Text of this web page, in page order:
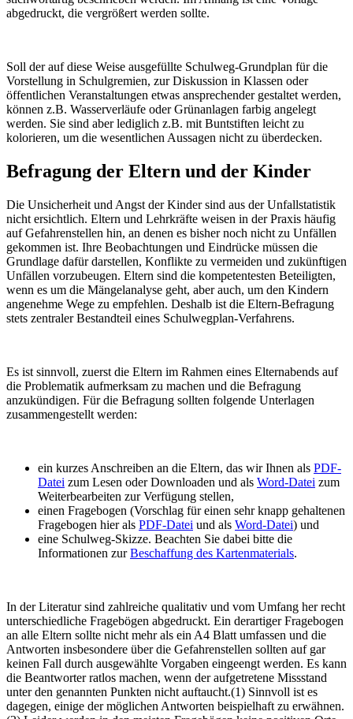
abgedruckt, die vergrößert werden sollte.
Soll der auf diese Weise ausgefüllte Schulweg-Grundplan für die
Vorstellung in Schulgremien, zur Diskussion in Klassen oder
öffentlichen Veranstaltungen etwas ansprechender gestaltet werden,
können z.B. Wasserverläufe oder Grünanlagen farbig angelegt
werden. Sie sind aber lediglich z.B. mit Buntstiften leicht zu
kolorieren, um die wesentlichen Aussagen nicht zu überdecken.
Befragung der Eltern und der Kinder
Die Unsicherheit und Angst der Kinder sind aus der Unfallstatistik
nicht ersichtlich. Eltern und Lehrkräfte weisen in der Praxis häufig
auf Gefahrenstellen hin, an denen es bisher noch nicht zu Unfällen
gekommen ist. Ihre Beobachtungen und Eindrücke müssen die
Grundlage dafür darstellen, Konflikte zu vermeiden und zukünftigen
Unfällen vorzubeugen. Eltern sind die kompetentesten Beteiligten,
wenn es um die Mängelanalyse geht, aber auch, um den Kindern
angenehme Wege zu empfehlen. Deshalb ist die Eltern-Befragung
stets zentraler Bestandteil eines Schulwegplan-Verfahrens.
Es ist sinnvoll, zuerst die Eltern im Rahmen eines Elternabends auf
die Problematik aufmerksam zu machen und die Befragung
anzukündigen. Für die Befragung sollten folgende Unterlagen
zusammengestellt werden:
ein kurzes Anschreiben an die Eltern, das wir Ihnen als PDF-
Datei zum Lesen oder Downloaden und als Word-Datei zum
Weiterbearbeiten zur Verfügung stellen,
einen Fragebogen (Vorschlag für einen sehr knapp gehaltenen
Fragebogen hier als PDF-Datei und als Word-Datei) und
eine Schulweg-Skizze. Beachten Sie dabei bitte die
Informationen zurBeschaffung des Kartenmaterials.
In der Literatur sind zahlreiche qualitativ und vom Umfang her recht
unterschiedliche Fragebögen abgedruckt. Ein derartiger Fragebogen
an alle Eltern sollte nicht mehr als ein A4 Blatt umfassen und die
Antworten insbesondere über die Gefahrenstellen sollten auf gar
keinen Fall durch ausgewählte Vorgaben eingeengt werden. Es kann
die Beantworter ratlos machen, wenn der aufgetretene Missstand
unter den genannten Punkten nicht auftaucht.(1) Sinnvoll ist es
dagegen, einige der möglichen Antworten beispielhaft zu erwähnen.